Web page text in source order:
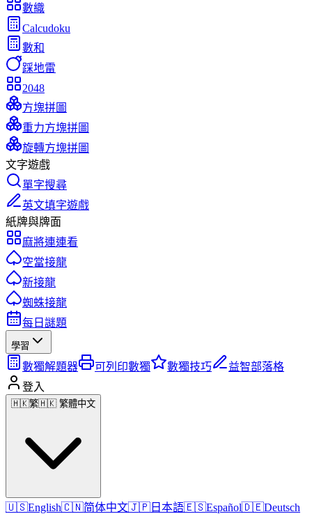
數織
Calcudoku
數和
踩地雷
2048
方塊拼圖
重力方塊拼圖
旋轉方塊拼圖
文字遊戲
單字搜尋
英文填字遊戲
紙牌與牌面
麻將連連看
空當接龍
新接龍
蜘蛛接龍
每日謎題
學習
數獨解題器 可列印數獨 數獨技巧
益智部落格
登入
🇭🇰繁🇭🇰 繁體中文
🇺🇸English🇨🇳简体中文🇯🇵 日本語🇪🇸Español🇩🇪Deutsch